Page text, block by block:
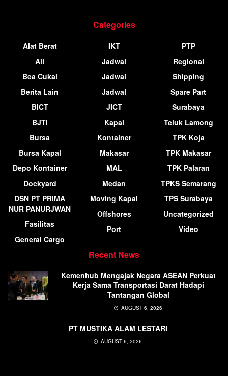
Categories
Alat Berat
All
Bea Cukai
Berita Lain
BICT
BJTI
Bursa
Bursa Kapal
Depo Kontainer
Dockyard
DSN PT PRIMA
NUR PANURJWAN
Fasilitas
General Cargo
IKT
Jadwal
Jadwal
Jadwal
JICT
Kapal
Kontainer
Makasar
MAL
Medan
Moving Kapal
Offshores
Port
PTP
Regional
Shipping
Spare Part
Surabaya
Teluk Lamong
TPK Koja
TPK Makasar
TPK Palaran
TPKS Semarang
TPS Surabaya
Uncategorized
Video
Recent News
Kemenhub Mengajak Negara ASEAN Perkuat
Kerja Sama Transportasi Darat Hadapi
Tantangan Global
AUGUST 6, 2026
PT MUSTIKA ALAM LESTARI
AUGUST 6, 2026